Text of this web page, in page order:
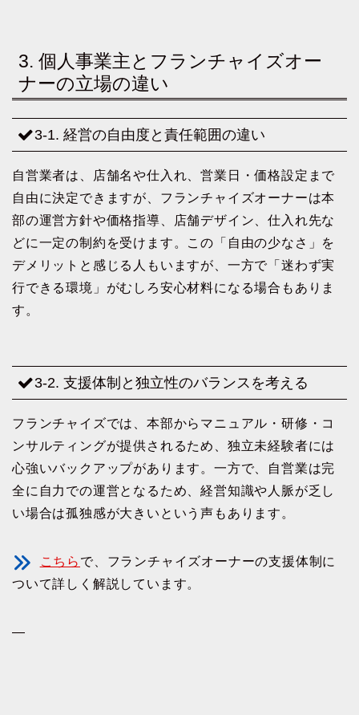
3. 個人事業主とフランチャイズオー
ナーの立場の違い
3-1. 経営の自由度と責任範囲の違い
自営業者は、店舗名や仕入れ、営業日・価格設定まで
自由に決定できますが、フランチャイズオーナーは本
部の運営方針や価格指導、店舗デザイン、仕入れ先な
どに一定の制約を受けます。この「自由の少なさ」を
デメリットと感じる人もいますが、一方で「迷わず実
行できる環境」がむしろ安心材料になる場合もありま
す。
3-2. 支援体制と独立性のバランスを考える
フランチャイズでは、本部からマニュアル・研修・コ
ンサルティングが提供されるため、独立未経験者には
心強いバックアップがあります。一方で、自営業は完
全に自力での運営となるため、経営知識や人脈が乏し
い場合は孤独感が大きいという声もあります。
こちら で、フランチャイズオーナーの支援体制に
ついて詳しく解説しています。
—